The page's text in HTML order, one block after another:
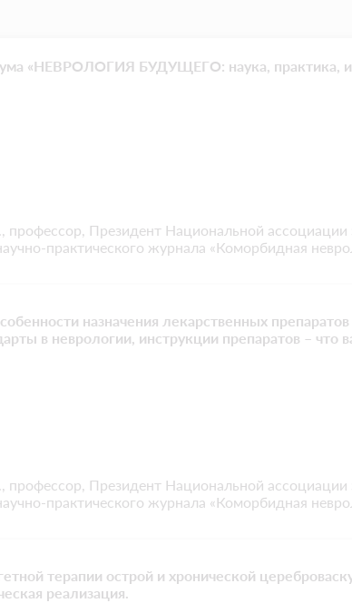
«НЕВРОЛОГИЯ БУДУЩЕГО: наука, практика,
профессор, Президент Национальной
практического журнала «Коморбидная
назначения лекарственных
в неврологии, инструкции препаратов – что
профессор, Президент Национальной
практического журнала «Коморбидная
терапии острой и хронической
реализация.